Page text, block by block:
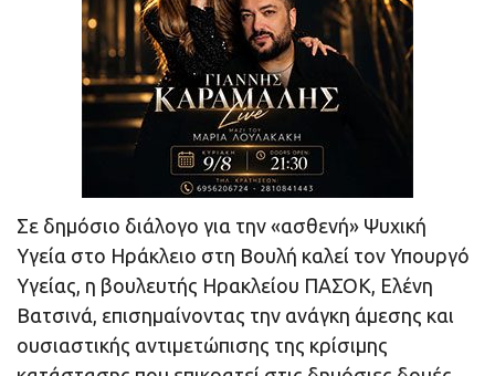
Σε δημόσιο διάλογο για την «ασθενή» Ψυχική
Υγεία στο Ηράκλειο στη Βουλή καλεί τον Υπουργό
Υγείας, η βουλευτής Ηρακλείου ΠΑΣΟΚ, Ελένη
Βατσινά, επισημαίνοντας την ανάγκη άμεσης και
ουσιαστικής αντιμετώπισης της κρίσιμης